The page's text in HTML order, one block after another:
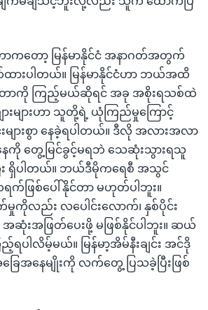
တာကတော့ မြန်မာနိုင်ငံ အနာဂတ်အတွက်
က်ထားပါတယ်။ မြန်မာနိုင်ငံဟာ ဘယ်အထိ
တာကို ကြည့်မယ်ဆိုရင် အခု အစိုးရသစ်ထဲ
ားများဟာ သူတို့ရဲ့ ယုံကြည်မှုကြောင့်
များစွာ နေခဲ့ရပါတယ်။ ဒီလို အလားအလာ
ေကို တွေ့မြင်ခွင့်မရဘဲ သေဆုံးသွားရသူ
း ရှိပါတယ်။ ဘယ်ဒီမိုကရေစီ အသွင်
ရက်ဖြစ်ပေါ်နိုင်တာ မဟုတ်ပါဘူး။
မှုကိုလည်း လပေါင်းလောက်၊ နှစ်ပိုင်း
ဆုံးအဖြတ်ပေးဖို့ မဖြစ်နိုင်ပါဘူး။ ဆယ်
ည့်ရပါလိမ့်မယ်။ မြန်မာ့အိမ်နီးချင်း အင်ဒို
ြေအနေမျိုးကို လက်တွေ့ ပြသခဲ့ပြီးဖြစ်